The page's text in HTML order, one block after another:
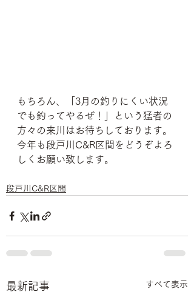
もちろん、「3月の釣りにくい状況
でも釣ってやるぜ！」という猛者の
方々の来川はお待ちしております。
今年も段戸川C&R区間をどうぞよろ
しくお願い致します。
段戸川C&R区間
最新記事 すべて表示